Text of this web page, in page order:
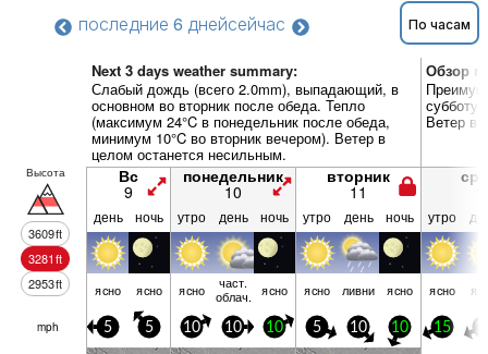
последние 6 днейсейчас По часам
Next 3 days weather summary:
Слабый дождь (всего 2.0mm), выпадающий, в
основном во вторник после обеда. Тепло
(максимум 24°C в понедельник после обеда,
минимум 10°C во вторник вечером). Ветер в
целом останется несильным.
Обзор
субботу
Ветер в
Высота
3609ft
3281ft
2953ft
Вс
9
понедельник
10
вторник
11
день ночь утро день ночь утро день ночь утро
ясно ясно ясно част.
облач. ясно ясно ливни ясно ясно
mph 5 5 10 10 10 5 10 10 15